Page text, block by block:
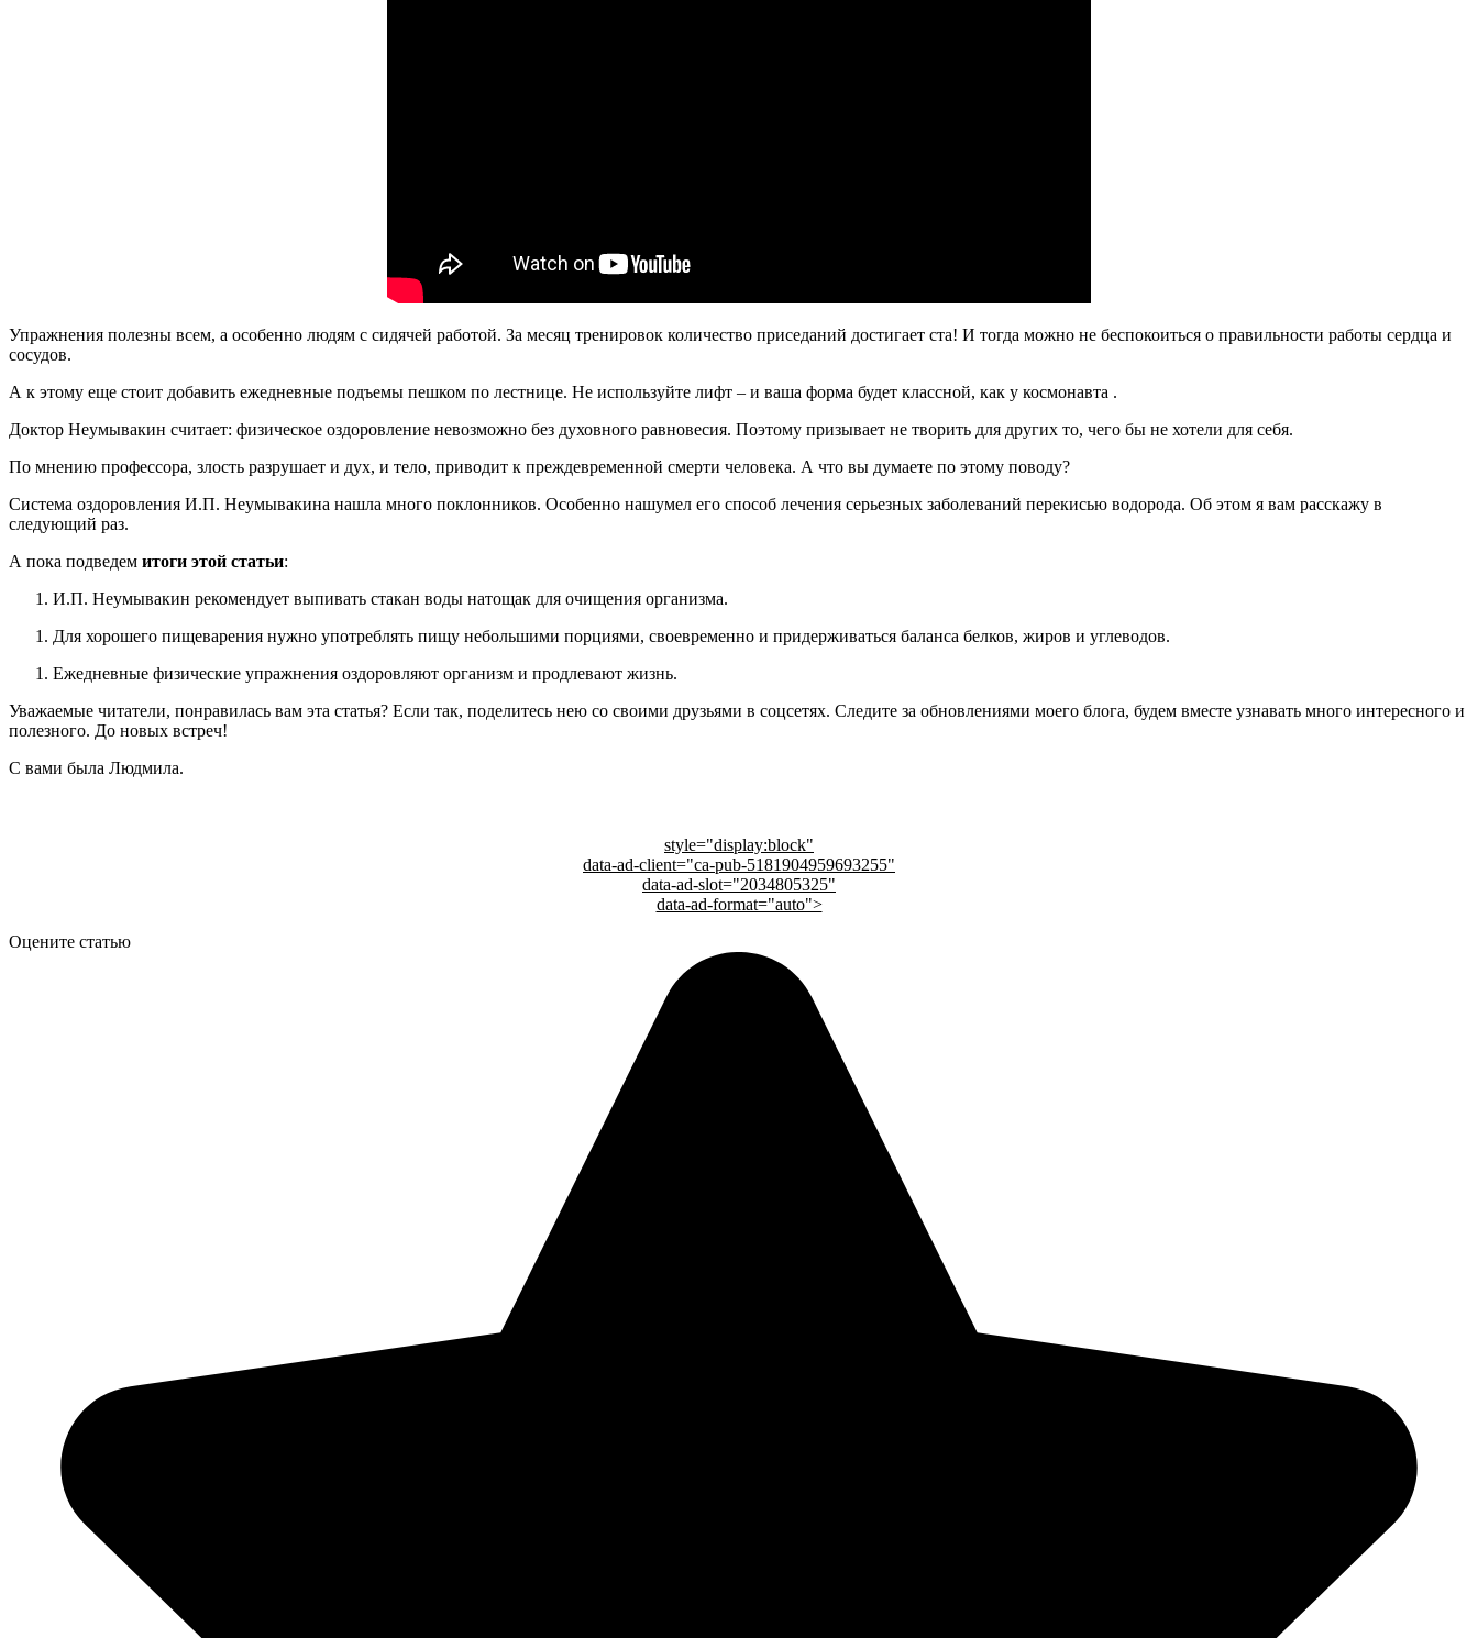
Упражнения полезны всем, а особенно людям с сидячей работой. За месяц тренировок количество приседаний достигает ста! И тогда можно не беспокоиться о правильности работы сердца и
сосудов.
А к этому еще стоит добавить ежедневные подъемы пешком по лестнице. Не используйте лифт – и ваша форма будет классной, как у космонавта .
Доктор Неумывакин считает: физическое оздоровление невозможно без духовного равновесия. Поэтому призывает не творить для других то, чего бы не хотели для себя.
По мнению профессора, злость разрушает и дух, и тело, приводит к преждевременной смерти человека. А что вы думаете по этому поводу?
Система оздоровления И.П. Неумывакина нашла много поклонников. Особенно нашумел его способ лечения серьезных заболеваний перекисью водорода. Об этом я вам расскажу в
следующий раз.
А пока подведем итоги этой статьи:
И.П. Неумывакин рекомендует выпивать стакан воды натощак для очищения организма.
Для хорошего пищеварения нужно употреблять пищу небольшими порциями, своевременно и придерживаться баланса белков, жиров и углеводов.
Ежедневные физические упражнения оздоровляют организм и продлевают жизнь.
Уважаемые читатели, понравилась вам эта статья? Если так, поделитесь нею со своими друзьями в соцсетях. Следите за обновлениями моего блога, будем вместе узнавать много интересного и
полезного. До новых встреч!
С вами была Людмила.
style="display:block"
data-ad-client="ca-pub-5181904959693255"
data-ad-slot="2034805325"
data-ad-format="auto">
Оцените статью